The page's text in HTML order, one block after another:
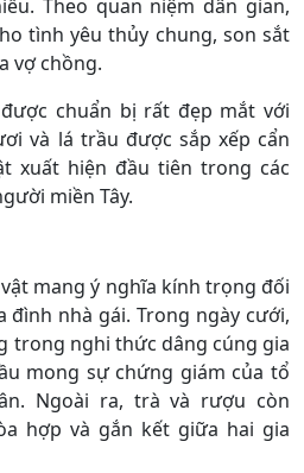
Theo quan niệm dân gian,
tình yêu thủy chung, son sắt
vợ chồng.
chuẩn bị rất đẹp mắt với
và lá trầu được sắp xếp cẩn
xuất hiện đầu tiên trong các
miền Tây.
mang ý nghĩa kính trọng đối
đình nhà gái. Trong ngày cưới,
trong nghi thức dâng cúng gia
mong sự chứng giám của tổ
Ngoài ra, trà và rượu còn
hợp và gắn kết giữa hai gia